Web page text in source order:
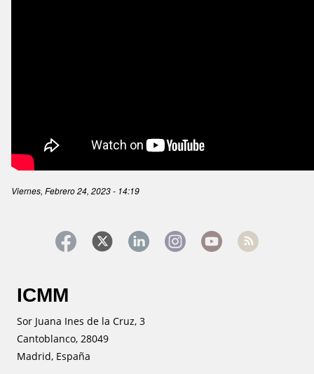
Viernes, Febrero 24, 2023 - 14:19
ICMM
Sor Juana Ines de la Cruz, 3
Cantoblanco, 28049
Madrid, España